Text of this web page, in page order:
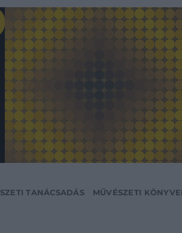
TANÁCSADÁS MŰVÉSZETI